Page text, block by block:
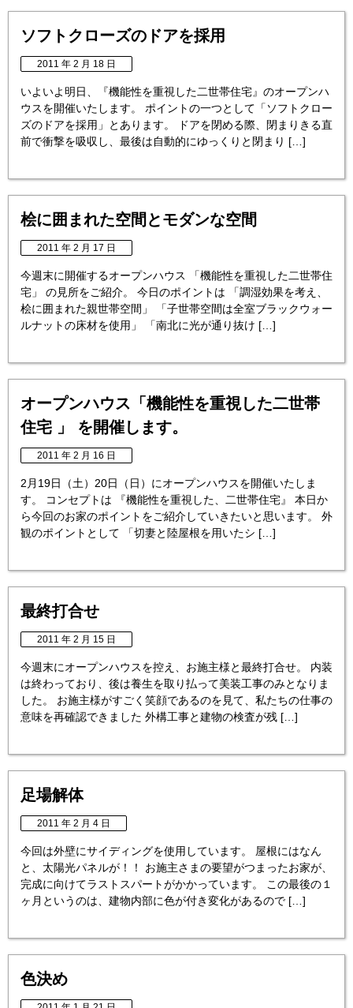
ソフトクローズのドアを採用
2011 年 2 月 18 日
いよいよ明日、『機能性を重視した二世帯住宅』のオープンハ
ウスを開催いたします。 ポイントの一つとして「ソフトクロー
ズのドアを採用」とあります。 ドアを閉める際、閉まりきる直
前で衝撃を吸収し、最後は自動的にゆっくりと閉まり […]
桧に囲まれた空間とモダンな空間
2011 年 2 月 17 日
今週末に開催するオープンハウス 「機能性を重視した二世帯住
宅」 の見所をご紹介。 今日のポイントは 「調湿効果を考え、
桧に囲まれた親世帯空間」 「子世帯空間は全室ブラックウォー
ルナットの床材を使用」 「南北に光が通り抜け […]
オープンハウス「機能性を重視した二世帯
住宅 」 を開催します。
2011 年 2 月 16 日
2月19日（土）20日（日）にオープンハウスを開催いたしま
す。 コンセプトは 『機能性を重視した、二世帯住宅』 本日か
ら今回のお家のポイントをご紹介していきたいと思います。 外
観のポイントとして 「切妻と陸屋根を用いたシ […]
最終打合せ
2011 年 2 月 15 日
今週末にオープンハウスを控え、お施主様と最終打合せ。 内装
は終わっており、後は養生を取り払って美装工事のみとなりま
した。 お施主様がすごく笑顔であるのを見て、私たちの仕事の
意味を再確認できました 外構工事と建物の検査が残 […]
足場解体
2011 年 2 月 4 日
今回は外壁にサイディングを使用しています。 屋根にはなん
と、太陽光パネルが！！ お施主さまの要望がつまったお家が、
完成に向けてラストスパートがかかっています。 この最後の１
ヶ月というのは、建物内部に色が付き変化があるので […]
色決め